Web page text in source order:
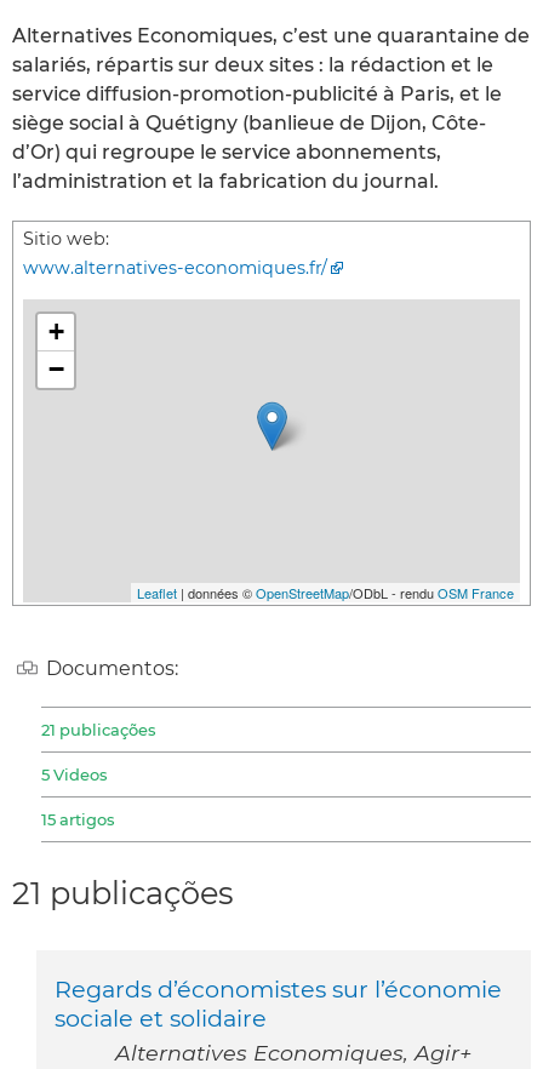
Alternatives Economiques, c’est une quarantaine de
salariés, répartis sur deux sites : la rédaction et le
service diffusion-promotion-publicité à Paris, et le
siège social à Quétigny (banlieue de Dijon, Côte-
d’Or) qui regroupe le service abonnements,
l’administration et la fabrication du journal.
Sitio web:
www.alternatives-economiques.fr/
+
−
Leaflet | données ©OpenStreetMap/ODbL - renduOSM France
Documentos:
21 publicações
5 Videos
15 artigos
21 publicações
Regards d’économistes sur l’économie
sociale et solidaire
Alternatives Economiques, Agir+